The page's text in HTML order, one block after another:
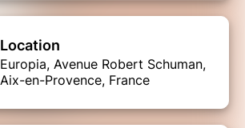
Location
Europia, Avenue Robert Schuman,
Aix-en-Provence, France